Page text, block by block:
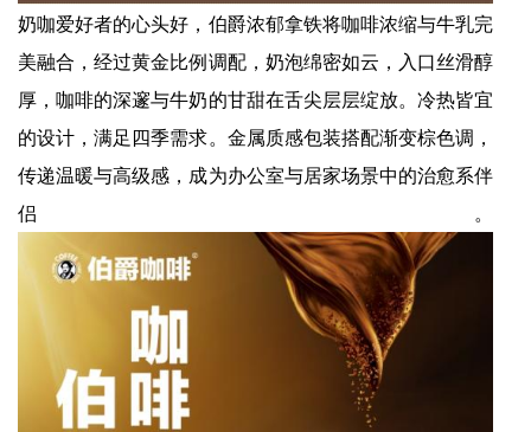
奶咖爱好者的心头好，伯爵浓郁拿铁将咖啡浓缩与牛乳完
美融合，经过黄金比例调配，奶泡绵密如云，入口丝滑醇
厚，咖啡的深邃与牛奶的甘甜在舌尖层层绽放。冷热皆宜
的设计，满足四季需求。金属质感包装搭配渐变棕色调，
传递温暖与高级感，成为办公室与居家场景中的治愈系伴
侣。